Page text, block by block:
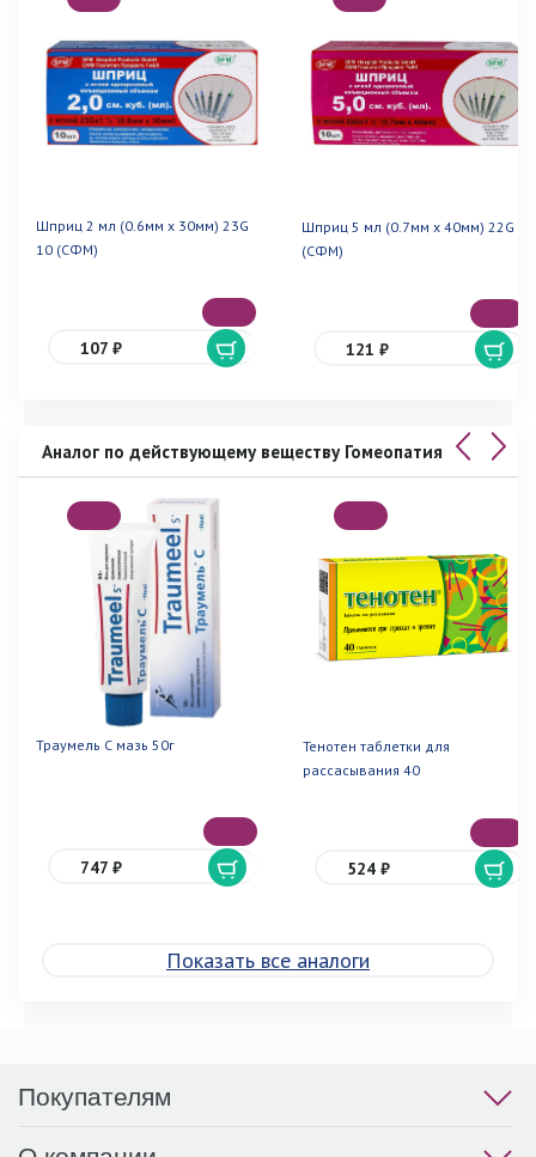
Шприц 2 мл (0.6мм х 30мм) 23G
10 (СФМ)
107 ₽
Шприц 5 мл (0.7мм х 40мм) 22G 10
(СФМ)
121 ₽
Аналог по действующему веществу Гомеопатия
Траумель С мазь 50г
747 ₽
Тенотен таблетки для
рассасывания 40
524 ₽
Показать все аналоги
Покупателям